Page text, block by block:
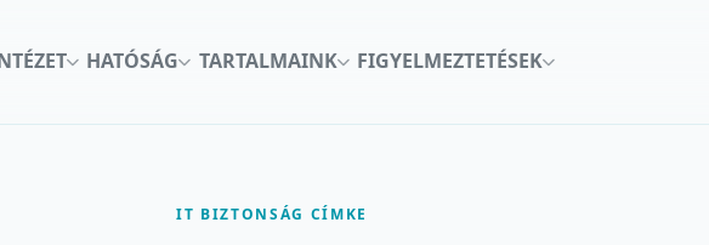
HATÓSÁG TARTALMAINK FIGYELMEZTETÉSEK
IT BIZTONSÁG CÍMKE